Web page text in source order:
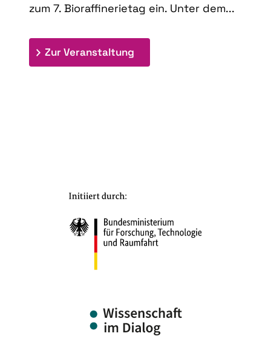
zum 7. Bioraffinerietag ein. Unter dem...
Zur Veranstaltung